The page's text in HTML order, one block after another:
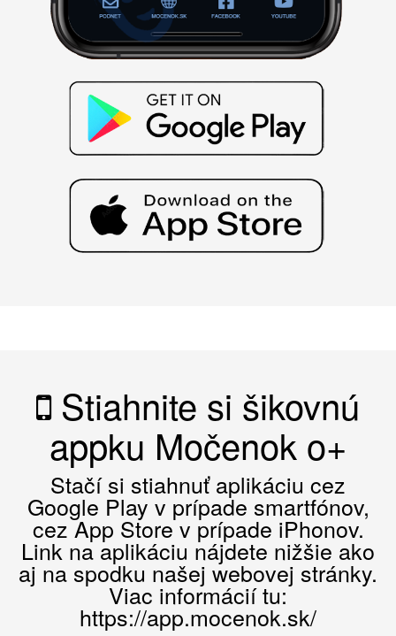
Stiahnite si šikovnú
appku Močenok o+
Stačí si stiahnuť aplikáciu cez
Google Play v prípade smartfónov,
cez App Store v prípade iPhonov.
Link na aplikáciu nájdete nižšie ako
aj na spodku našej webovej stránky.
Viac informácií tu:
https://app.mocenok.sk/